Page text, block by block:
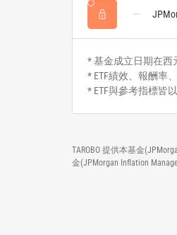
* 基金成立日期在西
* ETF績效、報酬率
* ETF與參考指標皆
TAROBO 提供本基金
金(JPMorgan Inflation